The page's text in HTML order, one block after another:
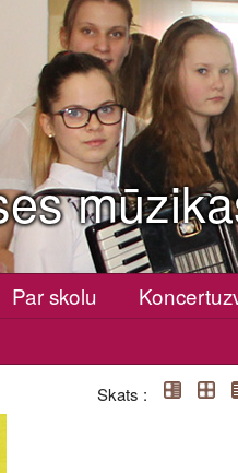
Par skolu
Skats :